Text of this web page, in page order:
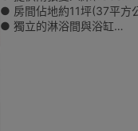
● 房間佔地約11坪(37平方
● 獨立的淋浴間與浴缸